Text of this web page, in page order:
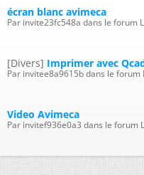
écran blanc avimeca
Par invite23fc548a dans le forum
[Divers] Imprimer avec
Par invitee8a9615b dans le forum
Video Avimeca
Par invitef936e0a3 dans le forum